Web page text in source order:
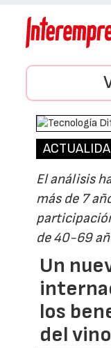
El análisis
más de 7
de 40-69
Un
los
del